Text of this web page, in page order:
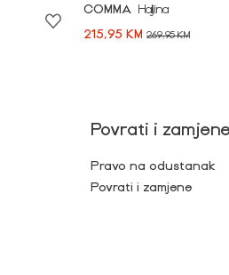
COMMA
Haljina
215,95 KM 269,95 KM
Povrati i
Pravo na odustanak
Povrati i zamjene